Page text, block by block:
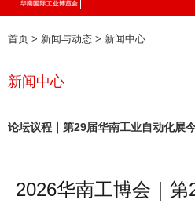
首页 > 新闻与动态 > 新闻中心
新闻中心
论坛议程｜第29届华南工业自动化展
2026华南工博会｜